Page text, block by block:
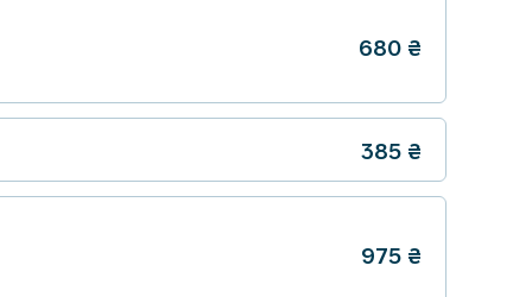
680 ₴
385 ₴
975 ₴